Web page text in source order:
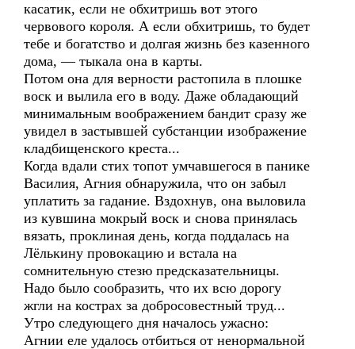
касатик, если не обхитришь вот этого
червового короля. А если обхитришь, то будет
тебе и богатство и долгая жизнь без казенного
дома, — тыкала она в карты.
Потом она для верности растопила в плошке
воск и вылила его в воду. Даже обладающий
минимальным воображением бандит сразу же
увидел в застывшей субстанции изображение
кладбищенского креста...
Когда вдали стих топот умчавшегося в панике
Василия, Агния обнаружила, что он забыл
уплатить за гадание. Вздохнув, она выловила
из кувшина мокрый воск и снова принялась
вязать, проклиная день, когда поддалась на
Лёлькину провокацию и встала на
сомнительную стезю предсказательницы.
Надо было сообразить, что их всю дорогу
жгли на кострах за добросовестный труд...
Утро следующего дня началось ужасно:
Агнии еле удалось отбиться от ненормальной